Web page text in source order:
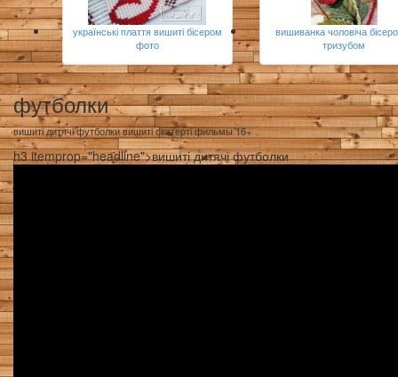
українські плаття вишиті бісером
фото
вишиванка чоловіча
тризубом
футболки
вишиті дитячі футболки вишиті скатерті фильмы 16+
h3 itemprop="headline">вишиті дитячі футболки